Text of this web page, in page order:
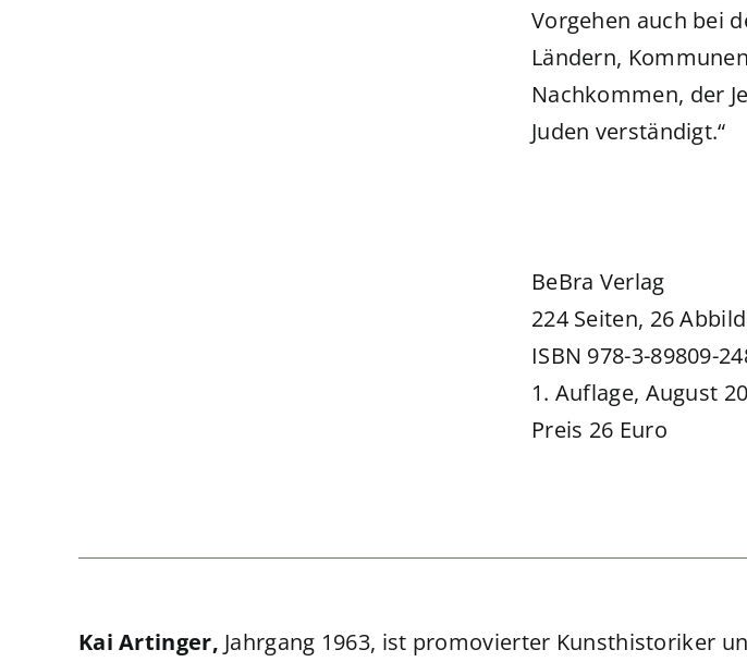
Vorgehen auch bei
Ländern,
Nachkommen, der
Juden verständigt.“
BeBra Verlag
224 Seiten, 26
ISBN 978-3-89809-
1. Auflage, August
Preis 26 Euro
Kai Artinger, Jahrgang 1963, ist promovierter Kunsthistoriker